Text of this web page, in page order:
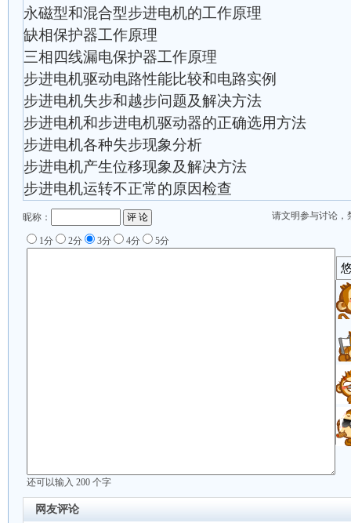
永磁型和混合型步进电机的工作原理
缺相保护器工作原理
三相四线漏电保护器工作原理
步进电机驱动电路性能比较和电路实例
步进电机失步和越步问题及解决方法
步进电机和步进电机驱动器的正确选用方法
步进电机各种失步现象分析
步进电机产生位移现象及解决方法
步进电机运转不正常的原因检查
请文明参与讨论，
昵称：
1分 2分 3分 4分 5分
还可以输入 200 个字
网友评论